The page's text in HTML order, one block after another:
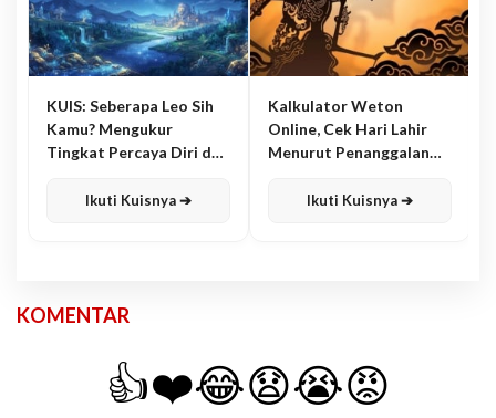
KUIS: Seberapa Leo Sih
Kamu? Mengukur
Tingkat Percaya Diri dan
Ikuti Kuisnya ➔
Kalkulator Weton
Online, Cek Hari Lahir
Menurut Penanggalan
Ikuti Kuisnya ➔
KOMENTAR
👍❤️😂😧😭😡